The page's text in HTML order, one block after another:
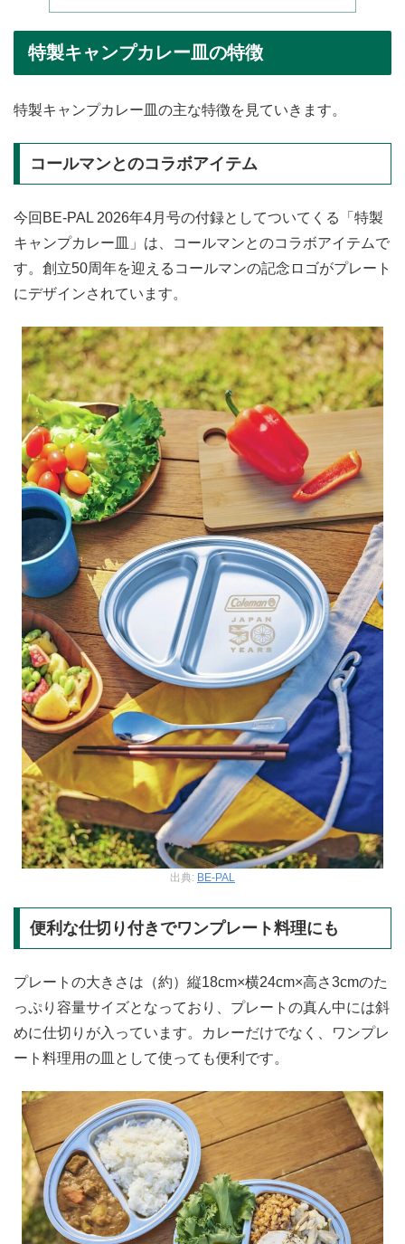
特製キャンプカレー皿の特徴
特製キャンプカレー皿の主な特徴を見ていきます。
コールマンとのコラボアイテム
今回BE-PAL 2026年4月号の付録としてついてくる「特製
キャンプカレー皿」は、コールマンとのコラボアイテムで
す。創立50周年を迎えるコールマンの記念ロゴがプレート
にデザインされています。
出典: BE-PAL
便利な仕切り付きでワンプレート料理にも
プレートの大きさは（約）縦18cm×横24cm×高さ3cmのた
っぷり容量サイズとなっており、プレートの真ん中には斜
めに仕切りが入っています。カレーだけでなく、ワンプレ
ート料理用の皿として使っても便利です。